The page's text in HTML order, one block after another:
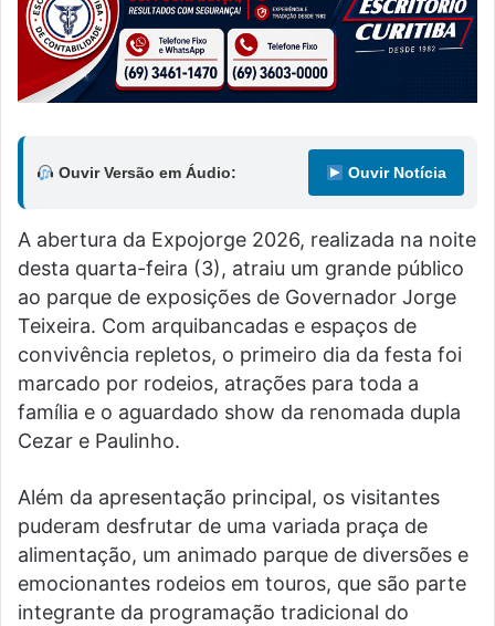
Ouvir Versão em Áudio: Ouvir Notícia
A abertura da Expojorge 2026, realizada na noite
desta quarta-feira (3), atraiu um grande público
ao parque de exposições de Governador Jorge
Teixeira. Com arquibancadas e espaços de
convivência repletos, o primeiro dia da festa foi
marcado por rodeios, atrações para toda a
família e o aguardado show da renomada dupla
Cezar e Paulinho.
Além da apresentação principal, os visitantes
puderam desfrutar de uma variada praça de
alimentação, um animado parque de diversões e
emocionantes rodeios em touros, que são parte
integrante da programação tradicional do